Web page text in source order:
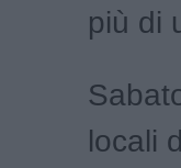
più di
locali